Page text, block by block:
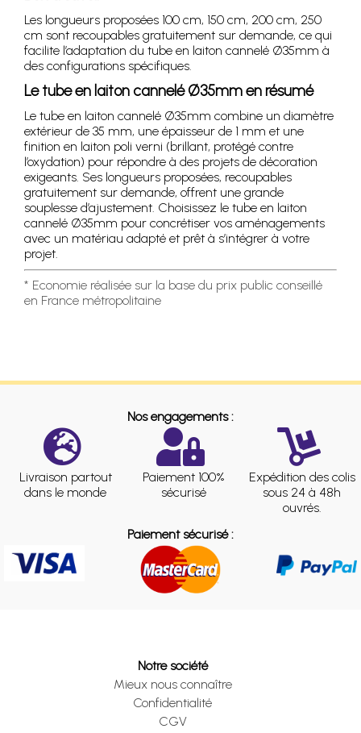
Les longueurs proposées 100 cm, 150 cm, 200 cm, 250
cm sont recoupables gratuitement sur demande, ce qui
facilite l’adaptation du tube en laiton cannelé Ø35mm à
des configurations spécifiques.
Le tube en laiton cannelé Ø35mm en résumé
Le tube en laiton cannelé Ø35mm combine un diamètre
extérieur de 35 mm, une épaisseur de 1 mm et une
finition en laiton poli verni (brillant, protégé contre
l’oxydation) pour répondre à des projets de décoration
exigeants. Ses longueurs proposées, recoupables
gratuitement sur demande, offrent une grande
souplesse d’ajustement. Choisissez le tube en laiton
cannelé Ø35mm pour concrétiser vos aménagements
avec un matériau adapté et prêt à s’intégrer à votre
projet.
* Economie réalisée sur la base du prix public conseillé
en France métropolitaine
Nos engagements :
Livraison partout
dans le monde
Paiement 100%
sécurisé
Expédition des colis
sous 24 à 48h
ouvrés.
Paiement sécurisé :
Notre société
Mieux nous connaître
Confidentialité
CGV